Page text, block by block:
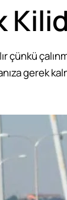
çünkü
gerek